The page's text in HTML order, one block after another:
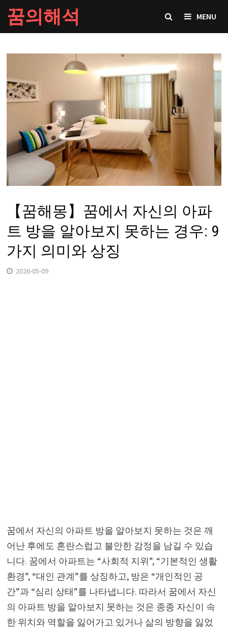
Skip
to
content
꿈의해석 MENU
【꿈해몽】꿈에서 자신의 아파
트 방을 알아보지 못하는 경우: 9
가지 의미와 상징
2026-05-09
꿈에서 자신의 아파트 방을 알아보지 못하는 것은 깨
어난 후에도 혼란스럽고 불안한 감정을 남길 수 있습
니다. 꿈에서 아파트는 “사회적 지위”, “기본적인 생활
환경”, “대인 관계”를 상징하고, 방은 “개인적인 공
간”과 “심리 상태”를 나타냅니다. 따라서 꿈에서 자신
의 아파트 방을 알아보지 못하는 것은 종종 자신이 속
한 위치와 역할을 잃어가고 있거나 삶의 방향을 잃었